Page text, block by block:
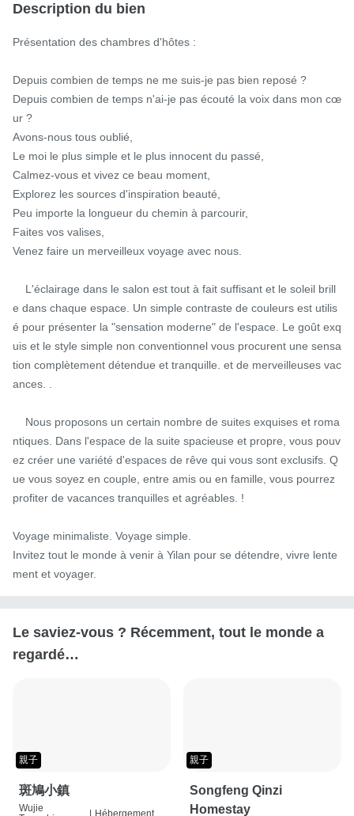
Description du bien
Présentation des chambres d'hôtes :
Depuis combien de temps ne me suis-je pas bien reposé ?
Depuis combien de temps n'ai-je pas écouté la voix dans mon cœ
ur ?
Avons-nous tous oublié,
Le moi le plus simple et le plus innocent du passé,
Calmez-vous et vivez ce beau moment,
Explorez les sources d'inspiration beauté,
Peu importe la longueur du chemin à parcourir,
Faites vos valises,
Venez faire un merveilleux voyage avec nous.
e dans chaque espace. Un simple contraste de couleurs est utilis
é pour présenter la "sensation moderne" de l'espace. Le goût exq
uis et le style simple non conventionnel vous procurent une sensa
tion complètement détendue et tranquille. et de merveilleuses vac
ances. .
ntiques. Dans l'espace de la suite spacieuse et propre, vous pouv
ez créer une variété d'espaces de rêve qui vous sont exclusifs. Q
ue vous soyez en couple, entre amis ou en famille, vous pourrez
profiter de vacances tranquilles et agréables. !
Voyage minimaliste. Voyage simple.
Invitez tout le monde à venir à Yilan pour se détendre, vivre lente
ment et voyager.
Le saviez-vous ? Récemment, tout le monde a
regardé…
親子
斑鳩小鎮
Wujie
| Hébergement
親子
Songfeng Qinzi
Homestay